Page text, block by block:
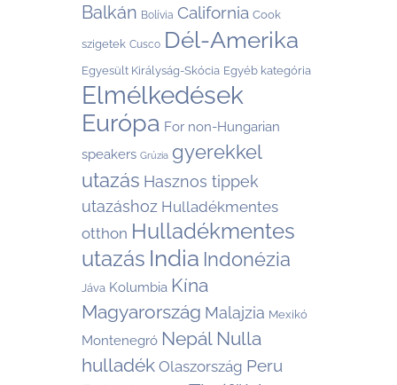
Balkán Bolívia California Cook
szigetek Cusco Dél-Amerika
Egyesült Királyság-Skócia Egyéb kategória
Elmélkedések
Európa For non-Hungarian
speakers Grúzia gyerekkel
utazás Hasznos tippek
utazáshoz Hulladékmentes
otthon Hulladékmentes
utazás India Indonézia
Jáva Kolumbia Kína
Magyarország Malajzia Mexikó
Montenegró Nepál Nulla
hulladék Olaszország Peru